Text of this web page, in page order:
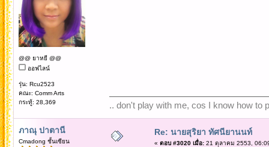
@@ ยาหยี @@
ออฟไลน์
รุ่น: Rcu2523
คณะ: Comm Arts
กระทู้: 28,369
.. don't play with me, cos I know how to
ภาณุ ปาตานี
Cmadong ชั้นเซียน
Re: นายสุริยา ทัศนียานนท์
« ตอบ #3020 เมื่อ:21 ตุลาคม 2553,